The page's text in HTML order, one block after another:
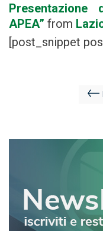
Presentazione
APEA” from
[post_snippet
Navigazione